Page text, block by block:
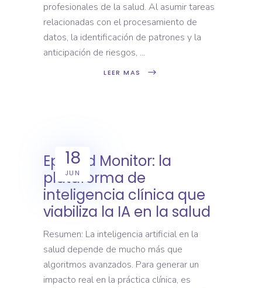
profesionales de la salud. Al asumir tareas
relacionadas con el procesamiento de
datos, la identificación de patrones y la
anticipación de riesgos,
LEER MAS
18
JUN
Epimed Monitor: la
plataforma de
inteligencia clínica que
viabiliza la IA en la salud
Resumen: La inteligencia artificial en la
salud depende de mucho más que
algoritmos avanzados. Para generar un
impacto real en la práctica clínica, es